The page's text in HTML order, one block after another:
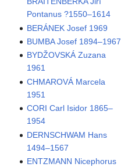
Pontanus ?1550–1614
BERÁNEK Josef 1969
BUMBA Josef 1894–1967
BYDŽOVSKÁ Zuzana
1961
CHMAROVÁ Marcela
1951
CORI Carl Isidor 1865–
1954
DERNSCHWAM Hans
1494–1567
ENTZMANN Nicephorus